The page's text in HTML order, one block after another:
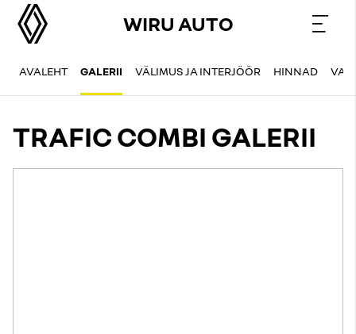
WIRU AUTO
AVALEHT GALERII VÄLIMUS JA INTERJÖÖR HINNAD
TRAFIC COMBI GALERII